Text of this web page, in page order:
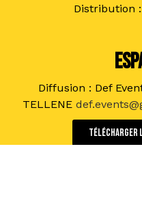
Distribution
Diffusion : Def
TELLENE
Télécharger